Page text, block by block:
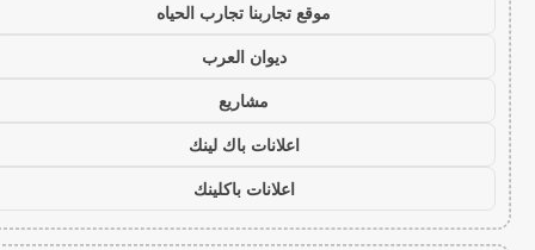
موقع تجاربنا تجارب الحياه
ديوان العرب
مشاريع
اعلانات باك لينك
اعلانات باكلينك